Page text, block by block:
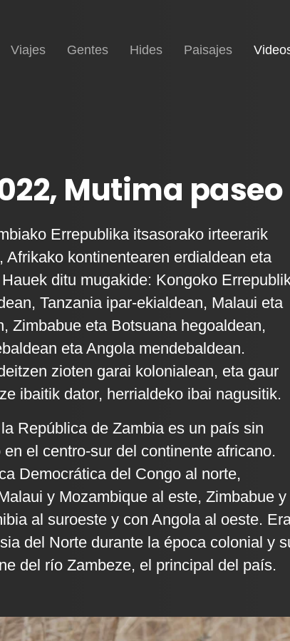
Inicio
Viajes Gentes Hides Paisajes
Mutima paseo
Errepublika itsasorako irteerarik
Afrikako kontinentearen erdialdean eta
ditu mugakide: Kongoko
Tanzania ipar-ekialdean, Malaui eta
Zimbabue eta Botsuana hegoaldean,
eta Angola mendebaldean.
zioten garai kolonialean, eta gaur
ibaitik dator, herrialdeko ibai nagusitik.
República de Zambia es un país sin
el centro-sur del continente africano.
Democrática del Congo al norte,
y Mozambique al este, Zimbabue y
al suroeste y con Angola al oeste.
del Norte durante la época colonial y
del río Zambeze, el principal del país.